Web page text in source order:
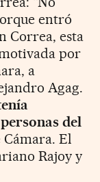
entró
Correa, esta
por
a
Agag.
del
El
Rajoy y